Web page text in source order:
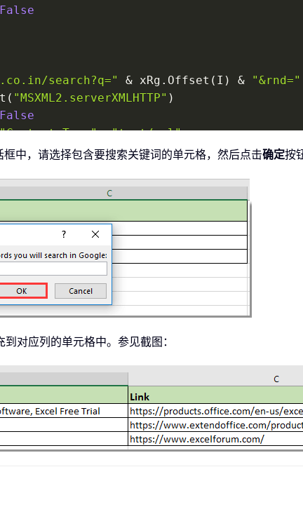
False
search?q=" & xRg . Offset ( I ) & "&rnd="
( "MSXML2.serverXMLHTTP" )
False
Type", "text/xml"
Agent", "Mozilla/5.0 (Windows NT
.ResponseText
("rso").getelementsbytagname
innerHTML "<EM>", "")
"</EM>", "")
.href
框中，请选择包含要搜索关键词的单元格，然后点击确定按
对应列的单元格中。参见截图：